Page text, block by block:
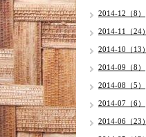
2014-12（8）
2014-11（24）
2014-10（13）
2014-09（8）
2014-08（5）
2014-07（6）
2014-06（23）